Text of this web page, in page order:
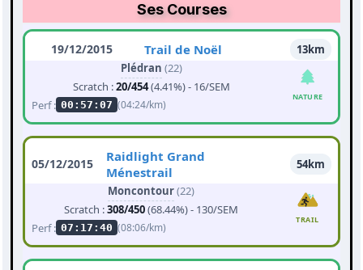
Ses Courses
19/12/2015 Trail de Noël
13km
Plédran (22)
Scratch :20/454(4.41%) - 16/SEM
Perf : 00:57:07 (04:24/km)
NATURE
05/12/2015
Raidlight Grand
Ménestrail
54km
Moncontour(22)
Scratch :308/450(68.44%) - 130/SEM
Perf : 07:17:40 (08:06/km)
TRAIL